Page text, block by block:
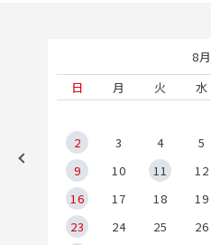
8月
日
月 火 水
2
3 4 5
9
10 11 12
16
17 18 19
23
24 25 26